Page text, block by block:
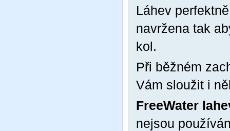
Láhev
navržena tak
kol.
Při běžném
Vám sloužit i
FreeWater
nejsou